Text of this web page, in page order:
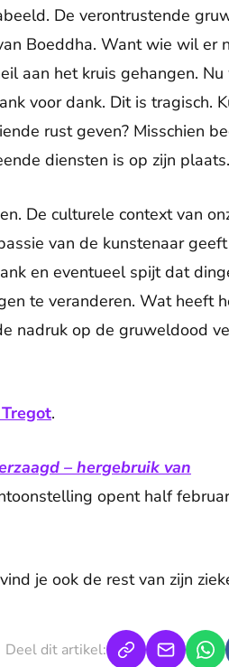
De verontrustende
Boeddha. Want wie wil er
aan het kruis gehangen.
voor dank. Dit is tragisch.
rust geven? Misschien
diensten is op zijn
De culturele context van
van de kunstenaar
en eventueel spijt dat
te veranderen. Wat heeft
nadruk op de gruweldood
.
– hergebruik van
opent half
je ook de rest van zijn
Deel dit artikel: